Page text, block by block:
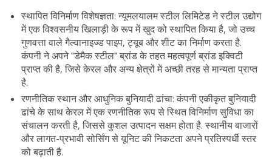
स्थापित विनिर्माण विशेषज्ञता: न्यूमलयालम स्टील लिमिटेड ने स्टील उद्योग
में एक विश्वसनीय खिलाड़ी के रूप में खुद को स्थापित किया है, जो उच्च
गुणवत्ता वाले गैल्वानाइज्ड पाइप, ट्यूब और शीट का निर्माण करता है.
कंपनी ने अपने "डेमैक स्टील" ब्रांड के तहत महत्वपूर्ण ब्रांड इक्विटी
प्राप्त की है, जिसे केरल और अन्य क्षेत्रों में अच्छी तरह से मान्यता प्राप्त
है.
रणनीतिक स्थान और आधुनिक बुनियादी ढांचा: कंपनी एकीकृत बुनियादी
ढांचे के साथ केरल में एक रणनीतिक रूप से स्थित विनिर्माण सुविधा का
संचालन करती है, जिससे कुशल उत्पादन सक्षम होता है. स्थानीय बाजारों
और लागत-प्रभावी सोर्सिंग से यूनिट की निकटता अपने प्रतिस्पर्धी स्तर
को बढ़ाती है.